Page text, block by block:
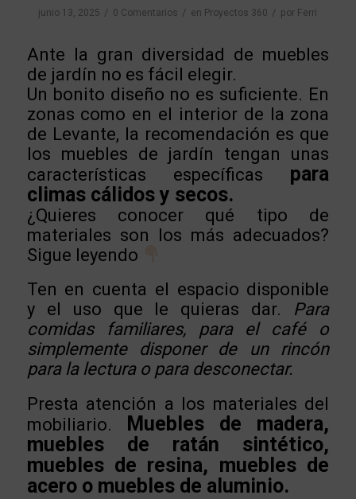
junio 13, 2025 / 0 Comentarios / en Proyectos 360 / por Ferri
Ante la gran diversidad de muebles
de jardín no es fácil elegir.
Un bonito diseño no es suficiente. En
zonas como en el interior de la zona
de Levante, la recomendación es que
los muebles de jardín tengan unas
características específicas para
climas cálidos y secos.
¿Quieres conocer qué tipo de
materiales son los más adecuados?
Sigue leyendo
Ten en cuenta el espacio disponible
y el uso que le quieras dar. Para
comidas familiares, para el café o
simplemente disponer de un rincón
para la lectura o para desconectar.
Presta atención a los materiales del
mobiliario.
Muebles de madera,
muebles de ratán sintético,
muebles de resina, muebles de
acero o muebles de aluminio.